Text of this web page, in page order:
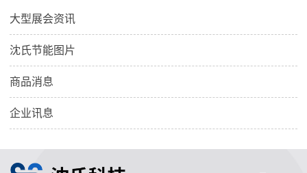
大型展会资讯
沈氏节能图片
商品消息
企业讯息